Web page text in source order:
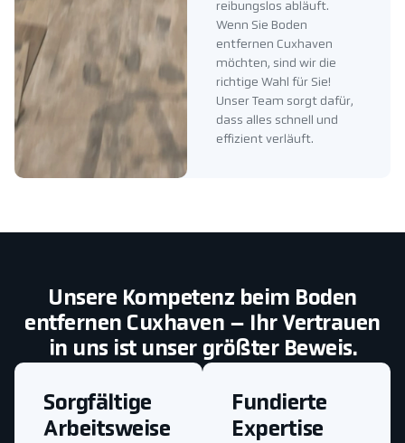
reibungslos abläuft.
Wenn Sie Boden
entfernen Cuxhaven
möchten, sind wir die
richtige Wahl für Sie!
Unser Team sorgt dafür,
dass alles schnell und
effizient verläuft.
Unsere Kompetenz beim Boden
entfernen Cuxhaven – Ihr Vertrauen
in uns ist unser größter Beweis.
Fundierte
Expertise
Sorgfältige
Arbeitsweise